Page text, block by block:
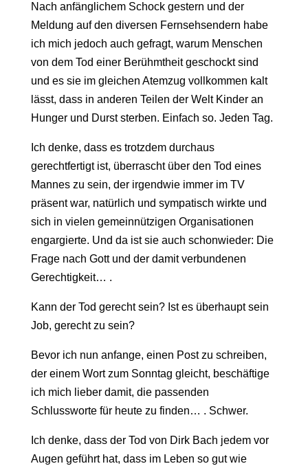
Nach anfänglichem Schock gestern und der
Meldung auf den diversen Fernsehsendern habe
ich mich jedoch auch gefragt, warum Menschen
von dem Tod einer Berühmtheit geschockt sind
und es sie im gleichen Atemzug vollkommen kalt
lässt, dass in anderen Teilen der Welt Kinder an
Hunger und Durst sterben. Einfach so. Jeden Tag.
Ich denke, dass es trotzdem durchaus
gerechtfertigt ist, überrascht über den Tod eines
Mannes zu sein, der irgendwie immer im TV
präsent war, natürlich und sympatisch wirkte und
sich in vielen gemeinnützigen Organisationen
engargierte. Und da ist sie auch schonwieder: Die
Frage nach Gott und der damit verbundenen
Gerechtigkeit… .
Kann der Tod gerecht sein? Ist es überhaupt sein
Job, gerecht zu sein?
Bevor ich nun anfange, einen Post zu schreiben,
der einem Wort zum Sonntag gleicht, beschäftige
ich mich lieber damit, die passenden
Schlussworte für heute zu finden… . Schwer.
Ich denke, dass der Tod von Dirk Bach jedem vor
Augen geführt hat, dass im Leben so gut wie